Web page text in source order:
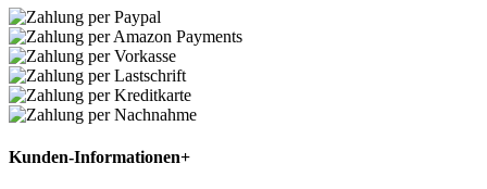
Kunden-Informationen+